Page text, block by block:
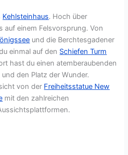
Kehlsteinhaus. Hoch über
auf einem Felsvorsprung. Von
und die Berchtesgadener
einmal auf den Schiefen Turm
hast du einen atemberaubenden
den Platz der Wunder.
von der Freiheitsstatue New
mit den zahlreichen